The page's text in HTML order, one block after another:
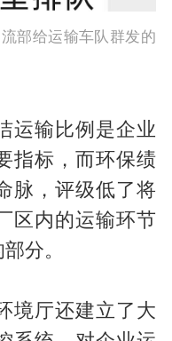
部给运输车队群发的
运输比例是企业
指标，而环保绩
脉，评级低了将
区内的运输环节
分。
境厅还建立了大